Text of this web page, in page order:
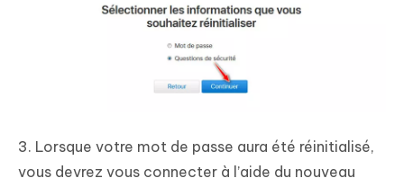
3. Lorsque votre mot de passe aura été réinitialisé,
vous devrez vous connecter à l’aide du nouveau